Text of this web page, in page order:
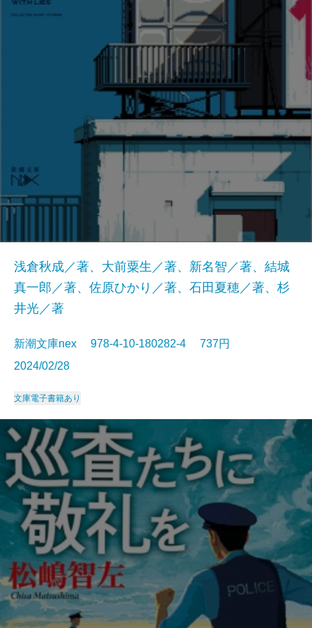
浅倉秋成／著、大前粟生／著、新名智／著、結城
真一郎／著、佐原ひかり／著、石田夏穂／著、杉
井光／著
新潮文庫nex 978-4-10-180282-4 737円
2024/02/28
文庫電子書籍あり